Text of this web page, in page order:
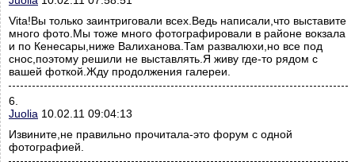
Vita!Вы только заинтриговали всех.Ведь написали,что выставите
много фото.Мы тоже много фотографировали в районе вокзала
и по Кенесары,ниже Валиханова.Там развалюхи,но все под
снос,поэтому решили не выставлять.Я живу где-то рядом с
вашей фоткой.Жду продолжения галереи.
6.
Juolia 10.02.11 09:04:13
Извините,не правильно прочитала-это форум с одной
фотографией.